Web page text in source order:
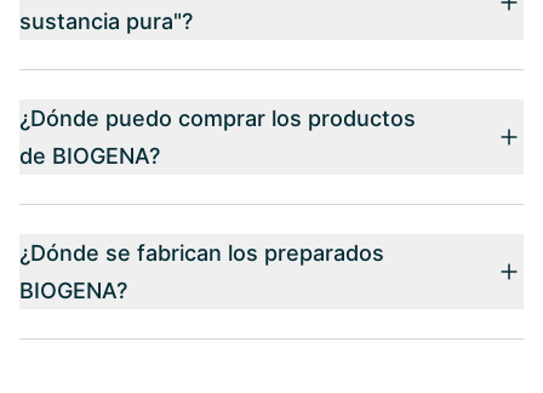
sustancia pura"?
¿Dónde puedo comprar los productos
de BIOGENA?
¿Dónde se fabrican los preparados
BIOGENA?